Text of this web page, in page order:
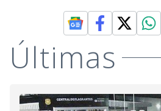
Últimas